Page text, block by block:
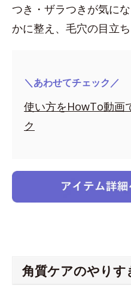
つき・ザラつきが気に
かに整え、毛穴の目立ち
＼あわせてチェック／
使い方をHowTo動画
ク
角質ケアのやりす